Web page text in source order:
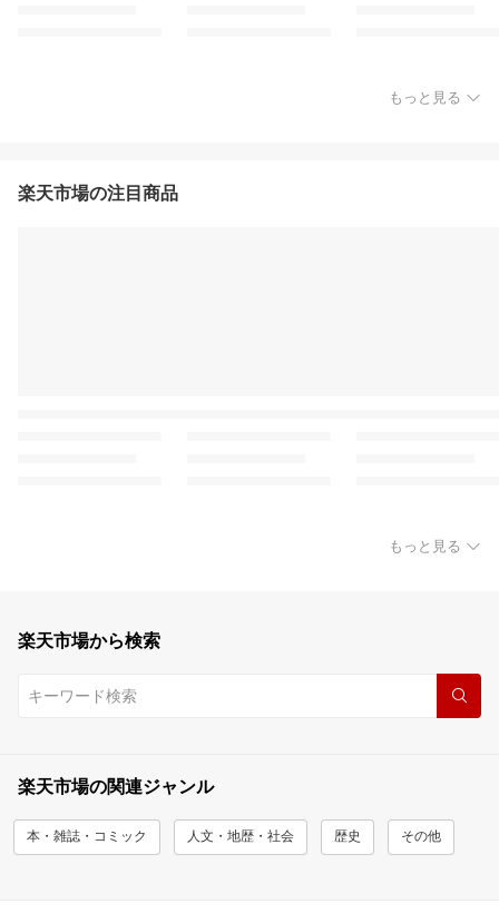
もっと見る
楽天市場の注目商品
もっと見る
楽天市場から検索
楽天市場の関連ジャンル
本・雑誌・コミック 人文・地歴・社会 歴史 その他